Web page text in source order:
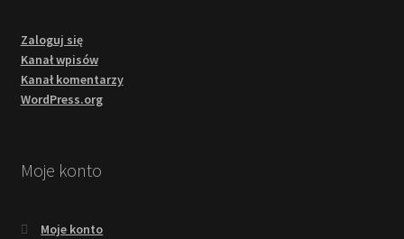
Zaloguj się
Kanał wpisów
Kanał komentarzy
WordPress.org
Moje konto
Moje konto